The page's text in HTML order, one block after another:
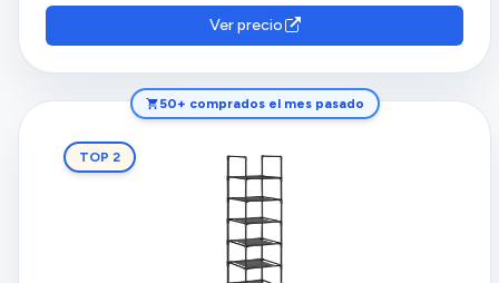
Ver precio
50+ comprados el mes pasado
TOP 2